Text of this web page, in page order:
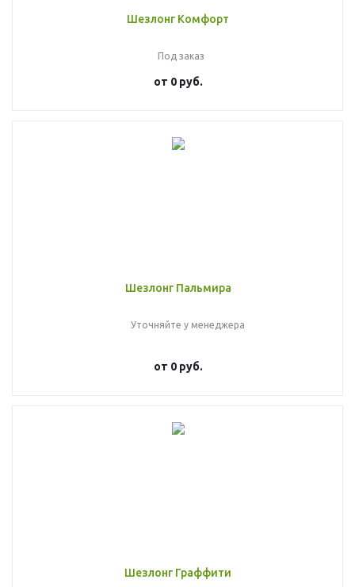
Шезлонг Комфорт
Под заказ
от 0 руб.
Шезлонг Пальмира
Уточняйте у менеджера
от 0 руб.
Шезлонг Граффити